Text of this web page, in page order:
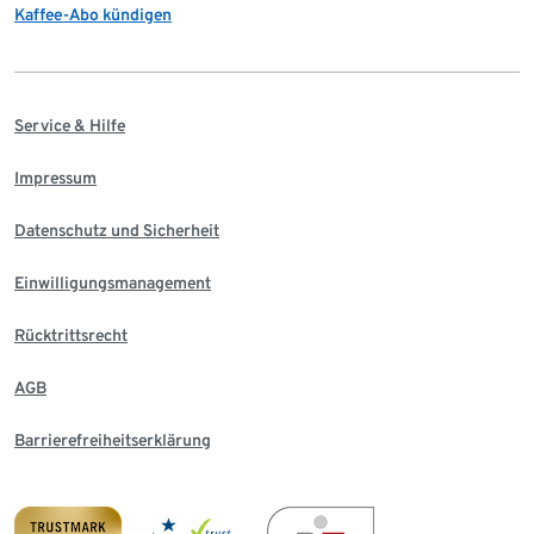
Kaffee-Abo kündigen
Service & Hilfe
Impressum
Datenschutz und Sicherheit
Einwilligungsmanagement
Rücktrittsrecht
AGB
Barrierefreiheitserklärung